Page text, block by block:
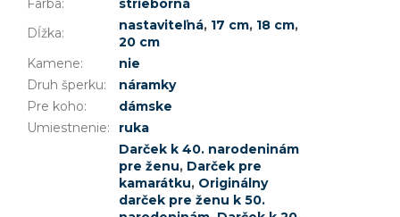
Farba:
strieborná
Dĺžka: nastaviteľná, 17 cm, 18 cm,
20 cm
Kamene:
nie
Druh šperku:
náramky
Pre koho:
dámske
Umiestnenie: ruka
Darček k 40. narodeninám
pre ženu, Darček pre
kamarátku, Originálny
darček pre ženu k 50.